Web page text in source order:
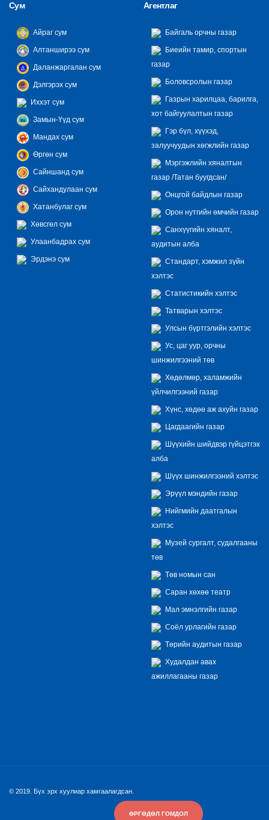
ӨРГӨДӨЛ ГОМДОЛ
Сум
Айраг сум
Алтанширээ сум
Даланжаргалан сум
Дэлгэрэх сум
Иххэт сум
Замын-Үүд сум
Мандах сум
Өргөн сум
Сайншанд сум
Сайхандулаан сум
Хатанбулаг сум
Хөвсгөл сум
Улаанбадрах сум
Эрдэнэ сум
Агентлаг
Байгаль орчны газар
Биеийн тамир, спортын
газар
Боловсролын газар
Газрын харилцаа, барилга,
хот байгуулалтын газар
Гэр бүл, хүүхэд,
залуучуудын хөгжлийн газар
Мэргэжлийн хяналтын
газар /Татан буугдсан/
Онцгой байдлын газар
Орон нутгийн өмчийн газар
Санхүүгийн хяналт,
аудитын алба
Стандарт, хэмжил зүйн
хэлтэс
Статистикийн хэлтэс
Татварын хэлтэс
Улсын бүртгэлийн хэлтэс
Ус, цаг уур, орчны
шинжилгээний төв
Хөдөлмөр, халамжийн
үйлчилгээний газар
Хүнс, хөдөө аж ахуйн газар
Цагдаагийн газар
Шүүхийн шийдвэр гүйцэтгэх
алба
Шүүх шинжилгээний хэлтэс
Эрүүл мэндийн газар
Нийгмийн даатгалын
хэлтэс
Музей сургалт, судалгааны
төв
Төв номын сан
Саран хөхөө театр
Мал эмнэлгийн газар
Соёл урлагийн газар
Төрийн аудитын газар
Худалдан авах
ажиллагааны газар
© 2019. Бүх эрх хуулиар хамгаалагдсан.